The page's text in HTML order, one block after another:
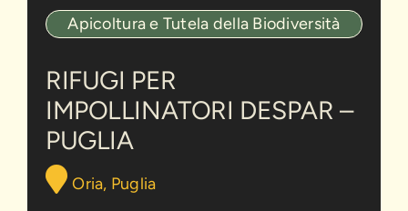
Apicoltura e Tutela della Biodiversità
RIFUGI PER
IMPOLLINATORI DESPAR –
PUGLIA
Oria, Puglia
per
Despar
–
Puglia